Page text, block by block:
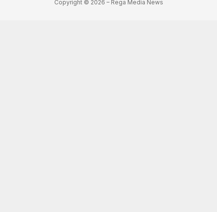
Copyright © 2026 – Rega Media News